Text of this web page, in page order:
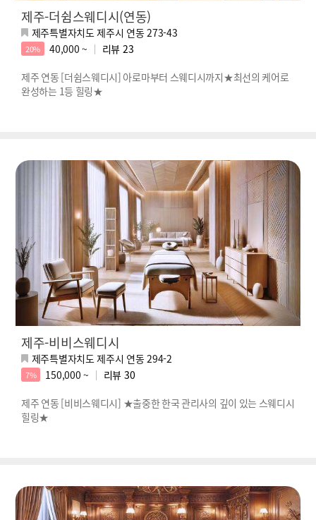
제주-더쉼스웨디시(연동)
제주특별자치도 제주시 연동 273-43
20% 40,000 ~ 리뷰 23
제주 연동 [더쉼스웨디시] 아로마부터 스웨디시까지★최선의 케어로
완성하는 1등 힐링★
제주-비비스웨디시
제주특별자치도 제주시 연동 294-2
7% 150,000 ~ 리뷰 30
제주 연동 [비비스웨디시] ★출중한 한국 관리사의 깊이 있는 스웨디시
힐링★